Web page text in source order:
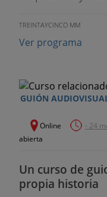
TREINTAYCINCO MM
Ver programa
GUIÓN
Online - 24
abierta
Un curso de
propia historia